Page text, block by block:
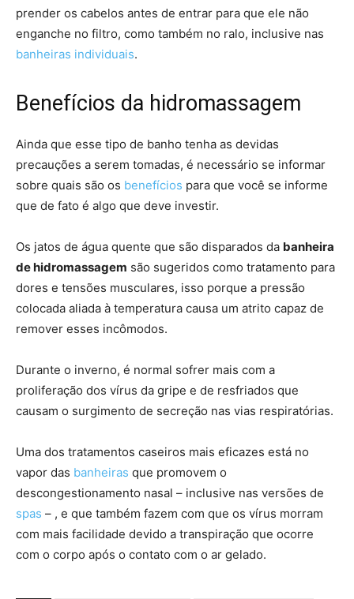
prender os cabelos antes de entrar para que ele não
enganche no filtro, como também no ralo, inclusive nas
banheiras individuais.
Benefícios da hidromassagem
Ainda que esse tipo de banho tenha as devidas
precauções a serem tomadas, é necessário se informar
sobre quais são os benefícios para que você se informe
que de fato é algo que deve investir.
Os jatos de água quente que são disparados da banheira
de hidromassagem são sugeridos como tratamento para
dores e tensões musculares, isso porque a pressão
colocada aliada à temperatura causa um atrito capaz de
remover esses incômodos.
Durante o inverno, é normal sofrer mais com a
proliferação dos vírus da gripe e de resfriados que
causam o surgimento de secreção nas vias respiratórias.
Uma dos tratamentos caseiros mais eficazes está no
vapor das banheiras que promovem o
descongestionamento nasal – inclusive nas versões de
spas – , e que também fazem com que os vírus morram
com mais facilidade devido a transpiração que ocorre
com o corpo após o contato com o ar gelado.